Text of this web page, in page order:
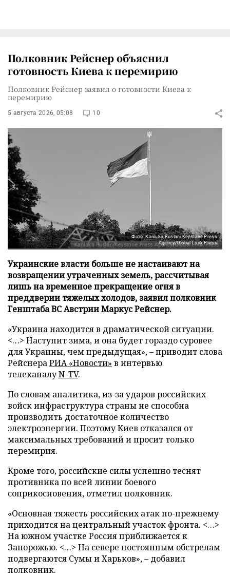
Полковник Рейснер объяснил
готовность Киева к перемирию
Полковник Рейснер заявил о готовности Киева к
перемирию
5 августа 2026, 05:08 10
Фото: Kaniuka Ruslan/Keystone Press
Agency/Global Look Press
Украинские власти больше не настаивают на
возвращении утраченных земель, рассчитывая
лишь на временное прекращение огня в
преддверии тяжелых холодов, заявил полковник
Генштаба ВС Австрии Маркус Рейснер.
«Украина находится в драматической ситуации.
<…> Наступит зима, и она будет гораздо суровее
для Украины, чем предыдущая», – приводит слова
РейснераРИА «Новости» в интервью
телеканалуN-TV.
По словам аналитика, из-за ударов российских
войск инфраструктура страны не способна
производить достаточное количество
электроэнергии. Поэтому Киев отказался от
максимальных требований и просит только
перемирия.
Кроме того, российские силы успешно теснят
противника по всей линии боевого
соприкосновения, отметил полковник.
«Основная тяжесть российских атак по-прежнему
приходится на центральный участок фронта. <…>
На южном участке Россия приближается к
Запорожью. <…> На севере постоянным обстрелам
подвергаются Сумы и Харьков», – добавил
полковник.